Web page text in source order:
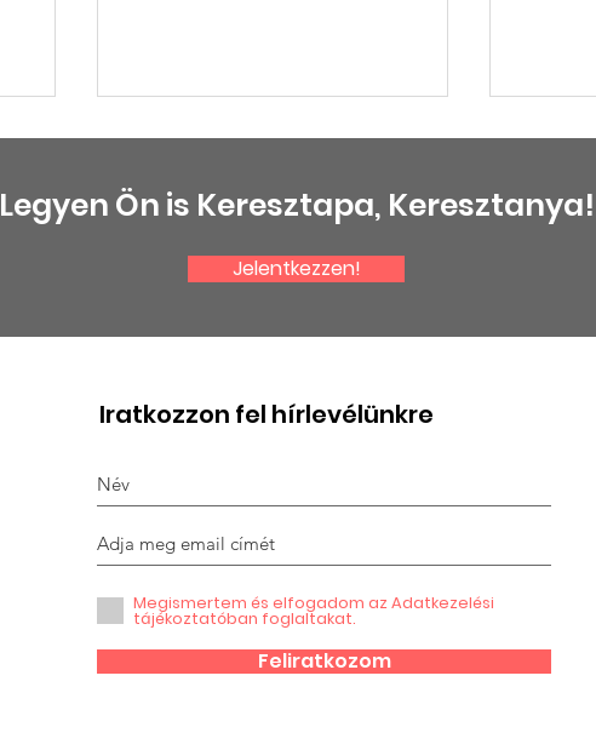
Halász Péterre
Legyen Ön is Keresztapa, Keresztanya!
Jelentkezzen!
Iratkozzon fel hírlevélünkre
Megismertem és elfogadom az Adatkezelési
tájékoztatóban foglaltakat.
Feliratkozom